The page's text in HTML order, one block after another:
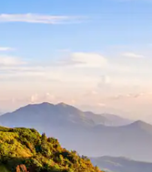
bas pour les parcourir ou en